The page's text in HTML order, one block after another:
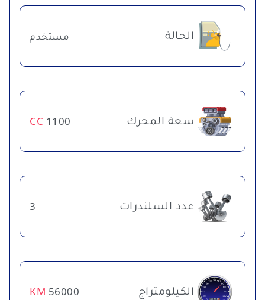
الحالة مستخدم
سعة المحرك 1100
CC
عدد السلندرات 3
الكيلومتراج 56000
KM